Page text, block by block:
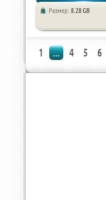
Размер: 8.28 GB
1 ... 4 5 6